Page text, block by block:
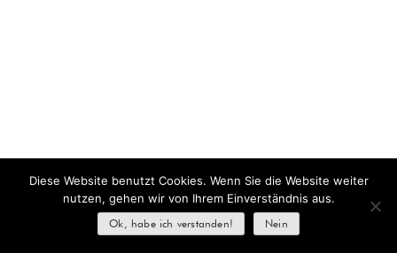
Diese Website benutzt Cookies. Wenn Sie die Website weiter
nutzen, gehen wir von Ihrem Einverständnis aus.
Ok, habe ich verstanden! Nein